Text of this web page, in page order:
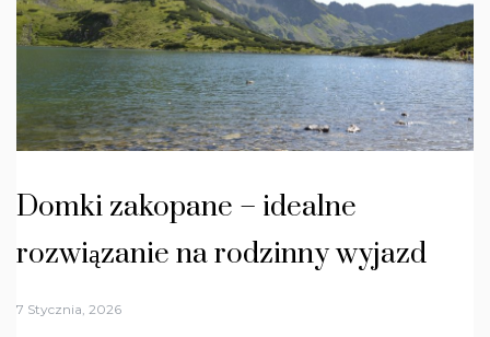
Domki zakopane – idealne
rozwiązanie na rodzinny wyjazd
7 Stycznia, 2026